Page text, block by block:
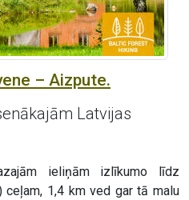
– Aizpute.
Latvijas
ieliņām izlīkumo līdz
1,4 km ved gar tā malu